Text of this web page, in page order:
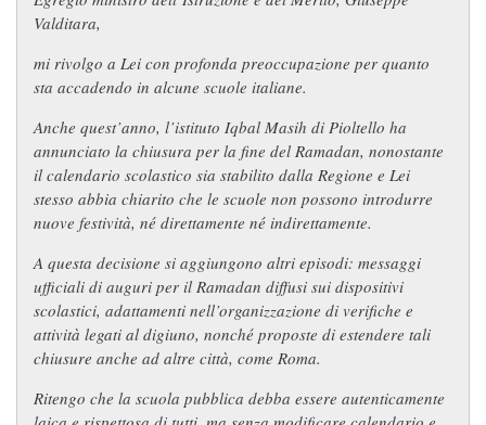
Valditara,
mi rivolgo a Lei con profonda preoccupazione per quanto
sta accadendo in alcune scuole italiane.
Anche quest’anno, l’istituto Iqbal Masih di Pioltello ha
annunciato la chiusura per la fine del Ramadan, nonostante
il calendario scolastico sia stabilito dalla Regione e Lei
stesso abbia chiarito che le scuole non possono introdurre
nuove festività, né direttamente né indirettamente.
A questa decisione si aggiungono altri episodi: messaggi
ufficiali di auguri per il Ramadan diffusi sui dispositivi
scolastici, adattamenti nell’organizzazione di verifiche e
attività legati al digiuno, nonché proposte di estendere tali
chiusure anche ad altre città, come Roma.
Ritengo che la scuola pubblica debba essere autenticamente